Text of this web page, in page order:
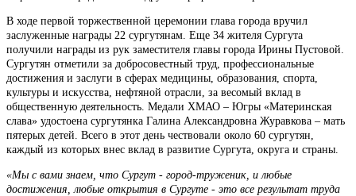
В ходе первой торжественной церемонии глава города вручил
заслуженные награды 22 сургутянам. Еще 34 жителя Сургута
получили награды из рук заместителя главы города Ирины Пустовой.
Сургутян отметили за добросовестный труд, профессиональные
достижения и заслуги в сферах медицины, образования, спорта,
культуры и искусства, нефтяной отрасли, за весомый вклад в
общественную деятельность. Медали ХМАО – Югры «Материнская
слава» удостоена сургутянка Галина Александровна Журавкова – мать
пятерых детей. Всего в этот день чествовали около 60 сургутян,
каждый из которых внес вклад в развитие Сургута, округа и страны.
«Мы с вами знаем, что Сургут - город-труженик, и любые
достижения, любые открытия в Сургуте - это все результат труда